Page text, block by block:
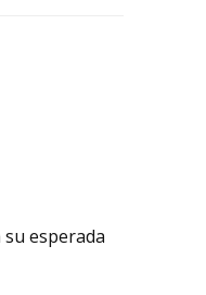
esperada